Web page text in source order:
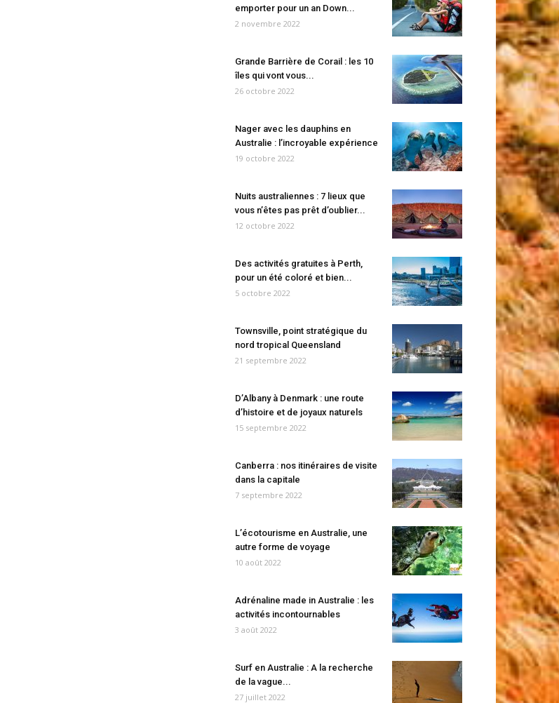
emporter pour un an Down...
2 novembre 2022
Grande Barrière de Corail : les 10
îles qui vont vous...
26 octobre 2022
Nager avec les dauphins en
Australie : l’incroyable expérience
19 octobre 2022
Nuits australiennes : 7 lieux que
vous n’êtes pas prêt d’oublier...
12 octobre 2022
Des activités gratuites à Perth,
pour un été coloré et bien...
5 octobre 2022
Townsville, point stratégique du
nord tropical Queensland
21 septembre 2022
D’Albany à Denmark : une route
d’histoire et de joyaux naturels
15 septembre 2022
Canberra : nos itinéraires de visite
dans la capitale
7 septembre 2022
L’écotourisme en Australie, une
autre forme de voyage
10 août 2022
Adrénaline made in Australie : les
activités incontournables
3 août 2022
Surf en Australie : A la recherche
de la vague...
27 juillet 2022